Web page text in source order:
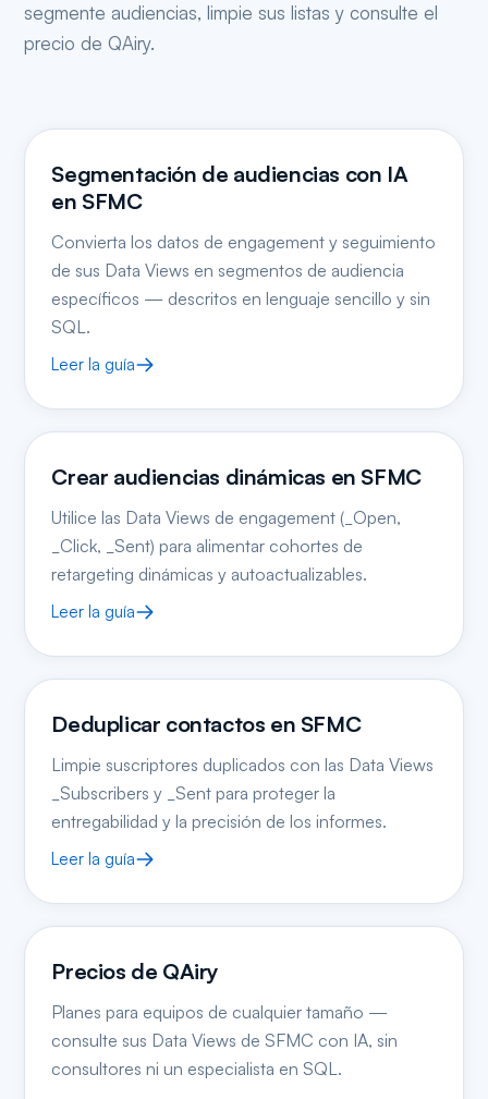
segmente audiencias, limpie sus listas y consulte el
precio de QAiry.
Segmentación de audiencias con IA
en SFMC
Convierta los datos de engagement y seguimiento
de sus Data Views en segmentos de audiencia
específicos — descritos en lenguaje sencillo y sin
SQL.
Leer la guía
Crear audiencias dinámicas en SFMC
Utilice las Data Views de engagement (_Open,
_Click, _Sent) para alimentar cohortes de
retargeting dinámicas y autoactualizables.
Leer la guía
Deduplicar contactos en SFMC
Limpie suscriptores duplicados con las Data Views
_Subscribers y _Sent para proteger la
entregabilidad y la precisión de los informes.
Leer la guía
Precios de QAiry
Planes para equipos de cualquier tamaño —
consulte sus Data Views de SFMC con IA, sin
consultores ni un especialista en SQL.